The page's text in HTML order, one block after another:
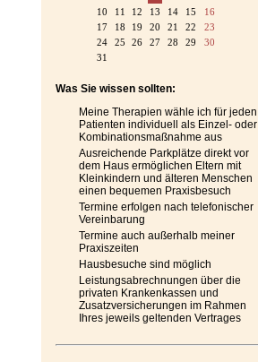
10
11 12 13 14 15
16
17
18 19 20 21 22
23
24
25 26 27 28 29
30
31
Was Sie wissen sollten:
Meine Therapien wähle ich für jeden
Patienten individuell als Einzel- oder
Kombinationsmaßnahme aus
Ausreichende Parkplätze direkt vor
dem Haus ermöglichen Eltern mit
Kleinkindern und älteren Menschen
einen bequemen Praxisbesuch
Termine erfolgen nach telefonischer
Vereinbarung
Termine auch außerhalb meiner
Praxiszeiten
Hausbesuche sind möglich
Leistungsabrechnungen über die
privaten Krankenkassen und
Zusatzversicherungen im Rahmen
Ihres jeweils geltenden Vertrages